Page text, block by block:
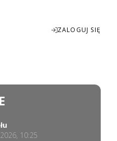
ZALOGUJ SIĘ
10:25